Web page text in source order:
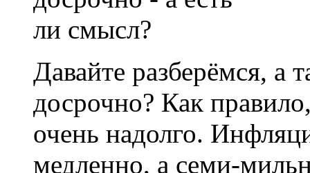
Давайте разберёмся, а
досрочно? Как
очень надолго.
медленно, а семи-